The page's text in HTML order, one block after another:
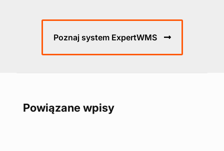
Poznaj system ExpertWMS
Powiązane wpisy